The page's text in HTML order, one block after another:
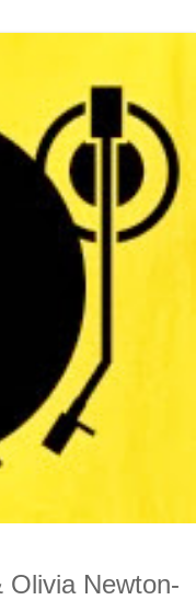
Olivia Newton-